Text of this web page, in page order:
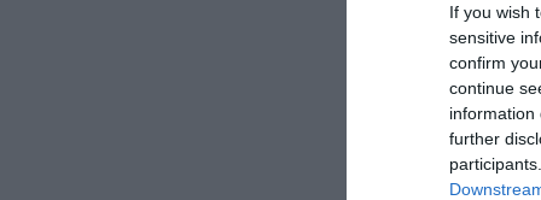
If you wish
sensitive
confirm
continue
information
further